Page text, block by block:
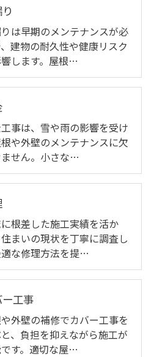
は早期のメンテナンスが必
建物の耐久性や健康リスク
します。屋根…
事は、雪や雨の影響を受け
や外壁のメンテナンスに欠
せん。小さな…
根差した施工実績を活か
まいの現状を丁寧に調査し
な修理方法を提…
ー工事
外壁の補修でカバー工事を
、負担を抑えながら施工が
す。適切な屋…